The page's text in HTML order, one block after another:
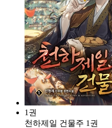
1권
천하제일 건물주 1권